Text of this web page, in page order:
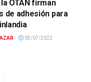
OTAN firman
de adhesión para
05/07/2022